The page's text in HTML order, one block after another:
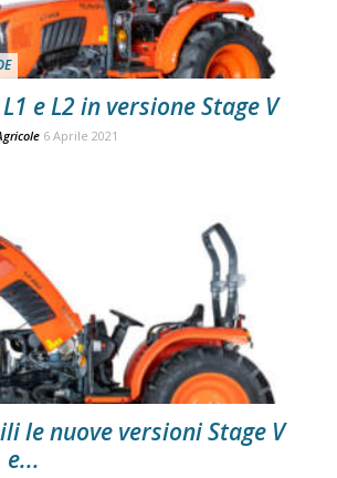
e L2 in versione Stage V
6 Aprile 2021
le nuove versioni Stage V
e...